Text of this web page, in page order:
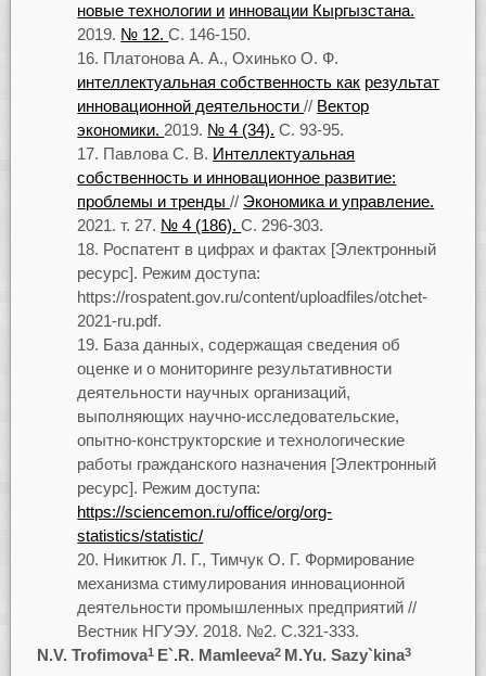
новые технологии и инновации Кыргызстана.
2019. № 12.С. 146-150.
Платонова А. А., Охинько О. Ф.
интеллектуальная собственность как результат
инновационной деятельности// Вектор
экономики. 2019. № 4 (34). С. 93-95.
Павлова С. В. Интеллектуальная
собственность и инновационное развитие:
проблемы и тренды// Экономика и управление.
2021. т. 27. № 4 (186).С. 296-303.
Роспатент в цифрах и фактах [Электронный
ресурс]. Режим доступа:
https://rospatent.gov.ru/content/uploadfiles/otchet-
2021-ru.pdf.
База данных, содержащая сведения об
оценке и о мониторинге результативности
деятельности научных организаций,
выполняющих научно-исследовательские,
опытно-конструкторские и технологические
работы гражданского назначения [Электронный
ресурс]. Режим доступа:
https://sciencemon.ru/office/org/org-
statistics/statistic/
Никитюк Л. Г., Тимчук О. Г. Формирование
механизма стимулирования инновационной
деятельности промышленных предприятий //
Вестник НГУЭУ. 2018. №2. С.321-333.
N.V. Trofimova1 E`.R. Mamleeva2 M.Yu. Sazy`kina3